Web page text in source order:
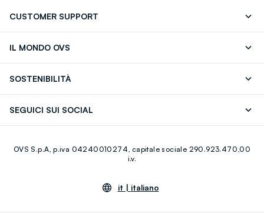
CUSTOMER SUPPORT
IL MONDO OVS
Giftcard
SOSTENIBILITÀ
SEGUICI SUI SOCIAL
Youtube Linkedin
OVS S.p.A, p.iva 04240010274, capitale sociale 290.923.470,00
i.v.
it | italiano